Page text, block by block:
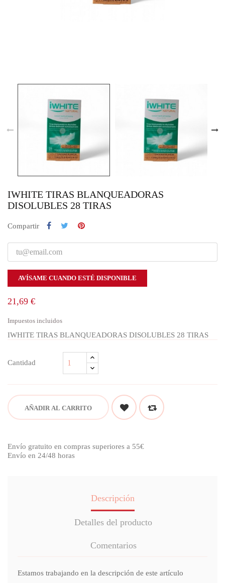
IWHITE TIRAS BLANQUEADORAS
DISOLUBLES 28 TIRAS
Compartir
AVÍSAME CUANDO ESTÉ DISPONIBLE
21,69 €
Impuestos incluidos
IWHITE TIRAS BLANQUEADORAS DISOLUBLES 28 TIRAS
Cantidad
AÑADIR AL CARRITO
Envío gratuito en compras superiores a 55€
Envío en 24/48 horas
Descripción
Detalles del producto
Comentarios
Estamos trabajando en la descripción de este artículo